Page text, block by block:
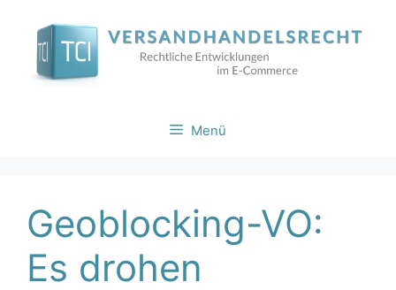
springen
Menü
Geoblocking-VO:
Es drohen